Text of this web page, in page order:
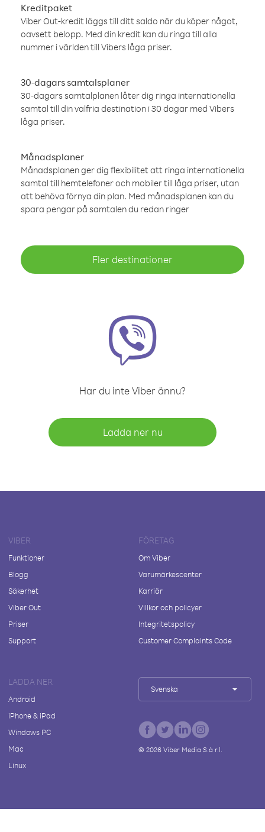
Kreditpaket
Viber Out-kredit läggs till ditt saldo när du köper något,
oavsett belopp. Med din kredit kan du ringa till alla
nummer i världen till Vibers låga priser.
30-dagars samtalsplaner
30-dagars samtalplanen låter dig ringa internationella
samtal till din valfria destination i 30 dagar med Vibers
låga priser.
Månadsplaner
Månadsplanen ger dig flexibilitet att ringa internationella
samtal till hemtelefoner och mobiler till låga priser, utan
att behöva förnya din plan. Med månadsplanen kan du
spara pengar på samtalen du redan ringer
Fler destinationer
Har du inte Viber ännu?
Ladda ner nu
VIBER
Funktioner
Blogg
Säkerhet
Viber Out
Priser
Support
FÖRETAG
Om Viber
Varumärkescenter
Karriär
Villkor och policyer
Integritetspolicy
Customer Complaints Code
LADDA NER
Android
iPhone & iPad
Windows PC
Mac
Linux
Svenska
© 2026Viber Media S.à r.l.